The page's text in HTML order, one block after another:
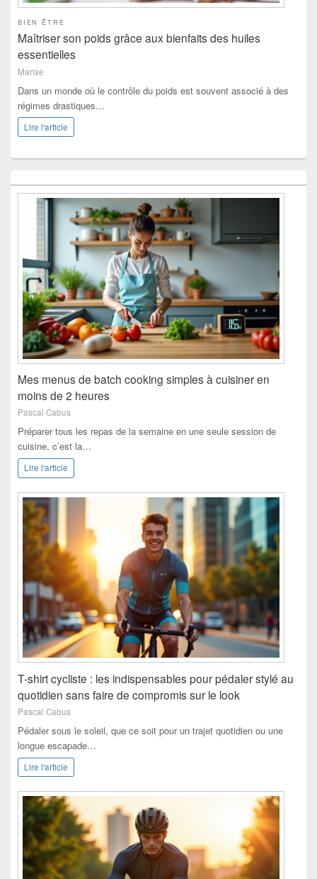
BIEN ÊTRE
Maîtriser son poids grâce aux bienfaits des huiles
essentielles
Marise
Dans un monde où le contrôle du poids est souvent associé à des
régimes drastiques…
Lire l'article
Mes menus de batch cooking simples à cuisiner en
moins de 2 heures
Pascal Cabus
Préparer tous les repas de la semaine en une seule session de
cuisine, c’est la…
Lire l'article
T-shirt cycliste : les indispensables pour pédaler stylé au
quotidien sans faire de compromis sur le look
Pascal Cabus
Pédaler sous le soleil, que ce soit pour un trajet quotidien ou une
longue escapade…
Lire l'article